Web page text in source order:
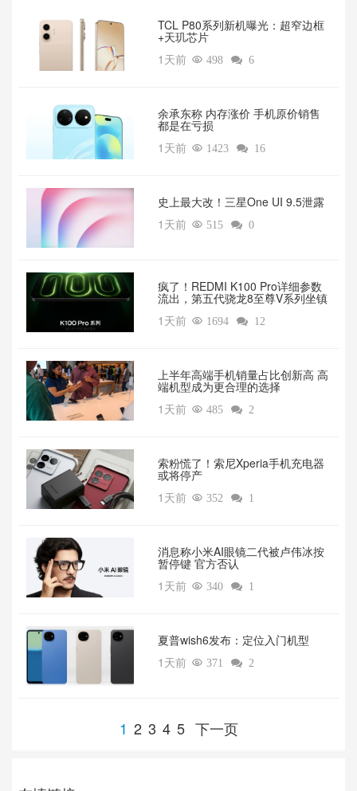
TCL P80系列新机曝光：超窄边框
+天玑芯片
1天前  498  6
余承东称 内存涨价 手机原价销售
都是在亏损
1天前  1423  16
‌史上最大改！三星One UI 9.5泄露
1天前  515  0
疯了！REDMI K100 Pro详细参数
流出，第五代骁龙8至尊V系列坐镇‌
1天前  1694  12
上半年高端手机销量占比创新高 高
端机型成为更合理的选择
1天前  485  2
索粉慌了！索尼Xperia手机充电器
或将停产
1天前  352  1
消息称小米AI眼镜二代被卢伟冰按
暂停键 官方否认
1天前  340  1
夏普wish6发布：定位入门机型
1天前  371  2
1 2 3 4 5 下一页